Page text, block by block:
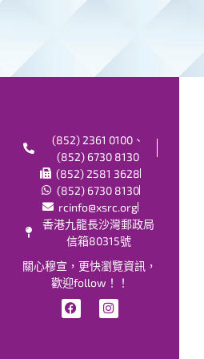
(852) 2361 0100、
(852) 6730 8130
(852) 2581 3628
(852) 6730 8130
rcinfo@xsrc.org
香港九龍長沙灣郵政局
信箱80315號
關心穆宣，更快瀏覽資訊，
歡迎follow！！